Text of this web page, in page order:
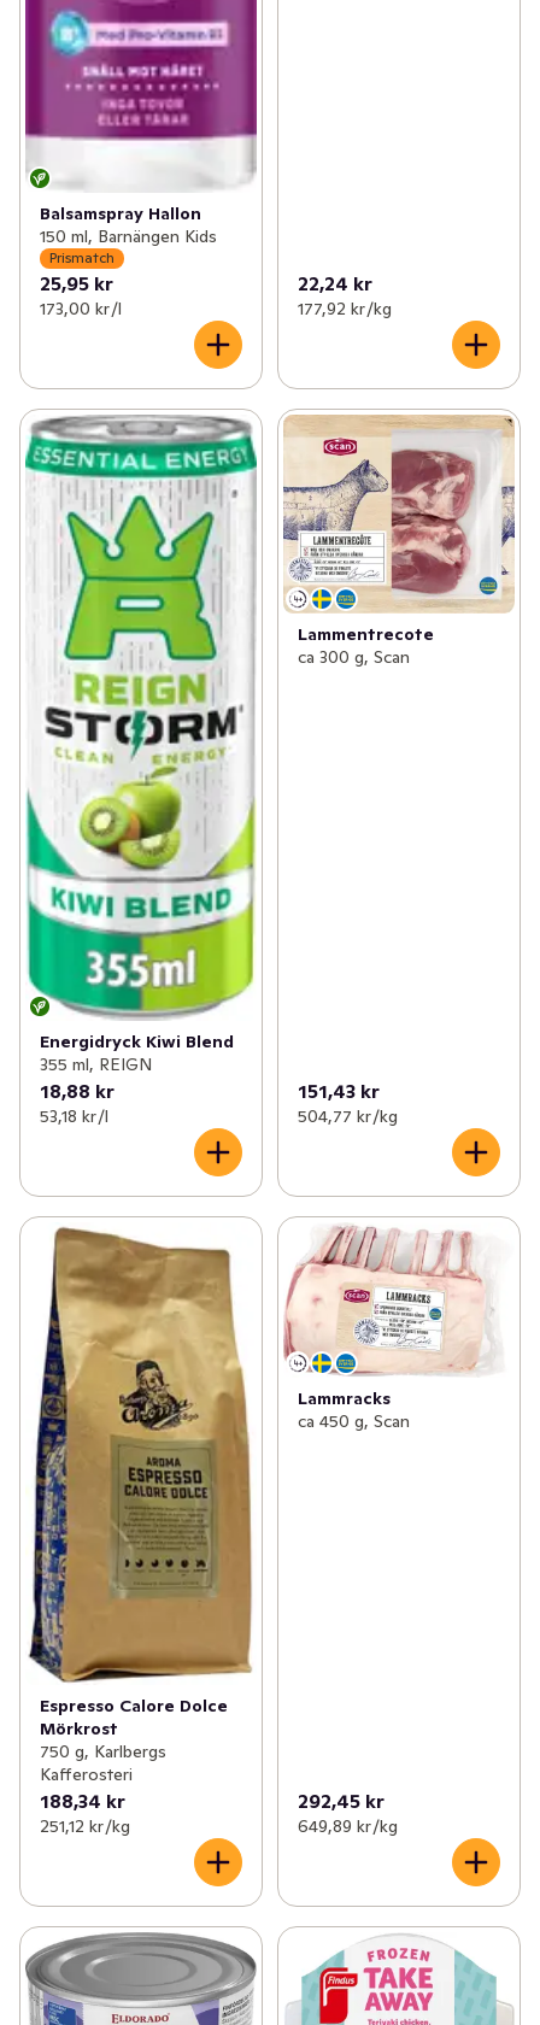
Balsamspray Hallon
150 ml, Barnängen Kids
Prismatch
25,95 kr
173,00 kr /l
22,24 kr
177,92 kr /kg
Energidryck Kiwi Blend
355 ml, REIGN
18,88 kr
53,18 kr /l
Lammentrecote
ca 300 g, Scan
151,43 kr
504,77 kr /kg
Espresso Calore Dolce
Mörkrost
750 g, Karlbergs
Kafferosteri
188,34 kr
251,12 kr /kg
Lammracks
ca 450 g, Scan
292,45 kr
649,89 kr /kg